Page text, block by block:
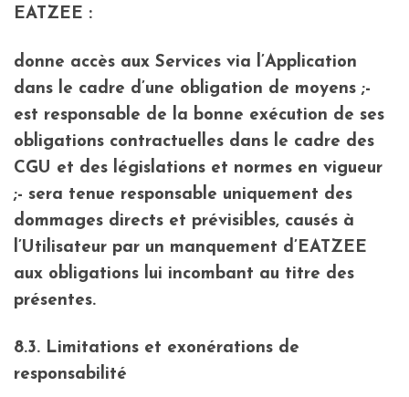
EATZEE :
donne accès aux Services via l’Application
dans le cadre d’une obligation de moyens ;-
est responsable de la bonne exécution de ses
obligations contractuelles dans le cadre des
CGU et des législations et normes en vigueur
;- sera tenue responsable uniquement des
dommages directs et prévisibles, causés à
l’Utilisateur par un manquement d’EATZEE
aux obligations lui incombant au titre des
présentes.
8.3. Limitations et exonérations de
responsabilité